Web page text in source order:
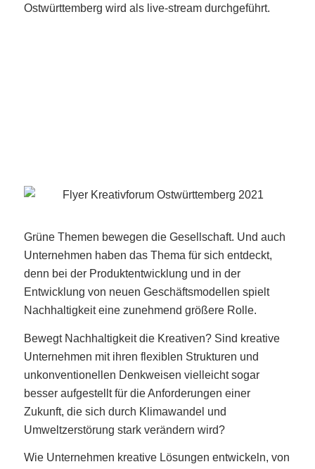
Ostwürttemberg wird als live-stream durchgeführt.
Grüne Themen bewegen die Gesellschaft. Und auch
Unternehmen haben das Thema für sich entdeckt,
denn bei der Produktentwicklung und in der
Entwicklung von neuen Geschäftsmodellen spielt
Nachhaltigkeit eine zunehmend größere Rolle.
Bewegt Nachhaltigkeit die Kreativen? Sind kreative
Unternehmen mit ihren flexiblen Strukturen und
unkonventionellen Denkweisen vielleicht sogar
besser aufgestellt für die Anforderungen einer
Zukunft, die sich durch Klimawandel und
Umweltzerstörung stark verändern wird?
Wie Unternehmen kreative Lösungen entwickeln, von